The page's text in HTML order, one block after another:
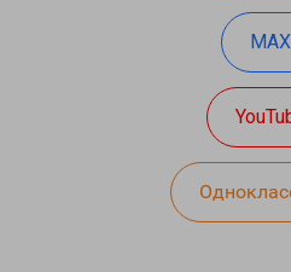
MAX